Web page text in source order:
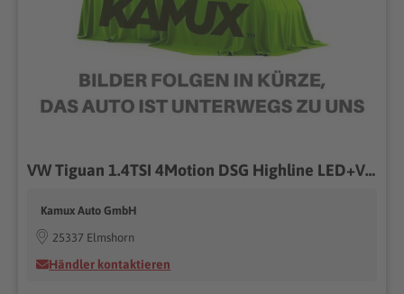
VW Tiguan 1.4TSI 4Motion DSG Highline LED+VIRTUAL+K
Kamux Auto GmbH
25337 Elmshorn
Händler kontaktieren